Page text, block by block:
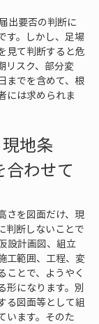
出要否の判断に
す。しかし、足場
見て判断すると危
リスク、部分変
までを含めて、根
には求められま
地条
わせて
さを図面だけ、現
判断しないことで
設計画図、組立
工範囲、工程、変
ことで、ようやく
形になります。別
る図面等として組
います。そのた